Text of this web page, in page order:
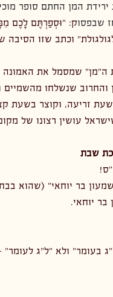
המן החתם סופר
שבפסוק: "וּסְפַרְתֶּם לָכֶם
ה"מן" שמסמל את האמונה
זריעה, וקוצר בשעת
עושין רצונו של
שבת
בר יוחאי" (שהוא
יוחאי.
בעומר" ולא "ל"ג